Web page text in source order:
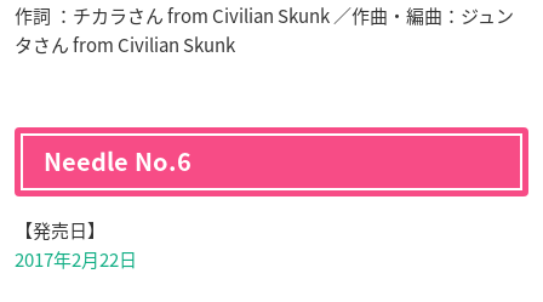
作詞 ：チカラさんfrom Civilian Skunk ／作曲・編曲：ジュン
タさん from Civilian Skunk
Needle No.6
【発売日】
2017年2月22日